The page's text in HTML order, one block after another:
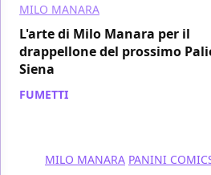
MILO MANARA
L'arte di Milo Manara per il
drappellone del prossimo
Siena
FUMETTI
MILO MANARA PANINI